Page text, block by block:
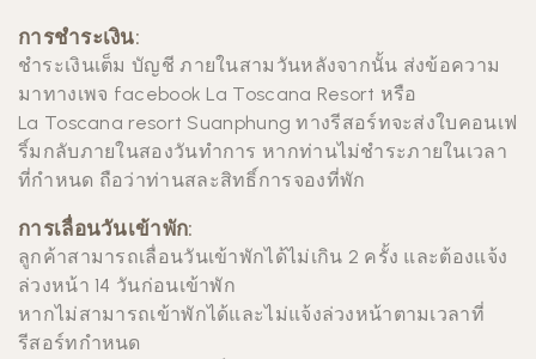
การชำระเงิน:
ชำระเงินเต็ม บัญชี ภายในสามวันหลังจากนั้น ส่งข้อความ
มาทางเพจ facebook La Toscana Resort หรือ
La Toscana resort Suanphung ทางรีสอร์ทจะส่งใบคอนเฟ
ริ์มกลับภายในสองวันทำการ หากท่านไม่ชำระภายในเวลา
ที่กำหนด ถือว่าท่านสละสิทธิ์การจองที่พัก
การเลื่อนวันเข้าพัก:
ลูกค้าสามารถเลื่อนวันเข้าพักได้ไม่เกิน 2 ครั้ง และต้องแจ้ง
ล่วงหน้า 14 วันก่อนเข้าพัก
หากไม่สามารถเข้าพักได้และไม่แจ้งล่วงหน้าตามเวลาที่
รีสอร์ทกำหนด